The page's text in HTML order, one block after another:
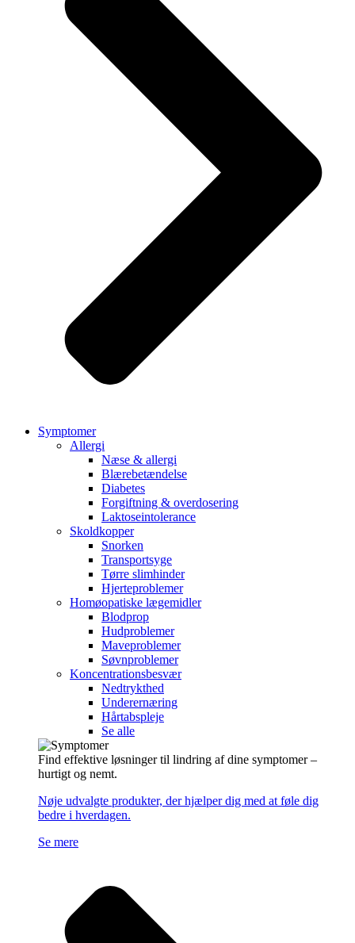
Symptomer
Allergi
Næse & allergi
Blærebetændelse
Diabetes
Forgiftning & overdosering
Laktoseintolerance
Skoldkopper
Snorken
Transportsyge
Tørre slimhinder
Hjerteproblemer
Homøopatiske lægemidler
Blodprop
Hudproblemer
Maveproblemer
Søvnproblemer
Koncentrationsbesvær
Nedtrykthed
Underernæring
Hårtabspleje
Se alle
Find effektive løsninger til lindring af dine symptomer –
hurtigt og nemt.
Nøje udvalgte produkter, der hjælper dig med at føle dig
bedre i hverdagen.
Se mere